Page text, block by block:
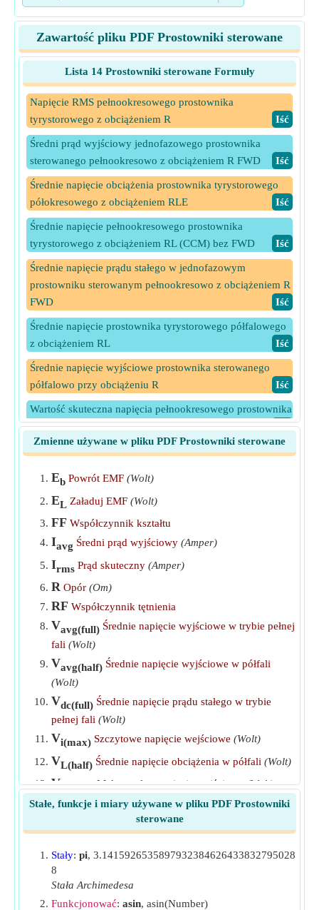
Zawartość pliku PDF Prostowniki sterowane
Lista 14 Prostowniki sterowane Formuły
Napięcie RMS pełnookresowego prostownika
tyrystorowego z obciążeniem R
​Iść
Średni prąd wyjściowy jednofazowego prostownika
sterowanego pełnookresowo z obciążeniem R FWD
​Iść
Średnie napięcie obciążenia prostownika tyrystorowego
półokresowego z obciążeniem RLE
​Iść
Średnie napięcie pełnookresowego prostownika
tyrystorowego z obciążeniem RL (CCM) bez FWD
​Iść
Średnie napięcie prądu stałego w jednofazowym
prostowniku sterowanym pełnookresowo z obciążeniem R
FWD
​Iść
Średnie napięcie prostownika tyrystorowego półfalowego
z obciążeniem RL
​Iść
Średnie napięcie wyjściowe prostownika sterowanego
półfalowo przy obciążeniu R
​Iść
Wartość skuteczna napięcia pełnookresowego prostownika
tyrystorowego z obciążeniem RL (CCM) bez FWD
​Iść
Wartość skuteczna napięcia wyjściowego jednofazowego
w trybie FWD
Wartość skuteczna napięcia wyjściowego prostownika
tyrystorowego półokresowego przy obciążeniu R
Wartość skuteczna prądu wyjściowego jednofazowego
prostownika sterowanego pełnookresowo z obciążeniem R
w trybie FWD
Włącz kąt prostownika półfalowego
Współczynnik kształtu prostownika tyrystorowego
półfalowego z obciążeniem R
Współczynnik tętnienia napięcia prostownika
tyrystorowego półfalowego przy obciążeniu R
Zmienne używane w pliku PDF Prostowniki sterowane
Eb Powrót EMF (Wolt)
EL Załaduj EMF (Wolt)
FF Współczynnik kształtu
Iavg Średni prąd wyjściowy (Amper)
Irms Prąd skuteczny (Amper)
R Opór (Om)
RF Współczynnik tętnienia
Vavg(full) Średnie napięcie wyjściowe w trybie pełnej
fali (Wolt)
Vavg(half) Średnie napięcie wyjściowe w półfali
(Wolt)
Vdc(full) Średnie napięcie prądu stałego w trybie
pełnej fali (Wolt)
Vi(max) Szczytowe napięcie wejściowe (Wolt)
VL(half) Średnie napięcie obciążenia w półfali (Wolt)
Vo(max) Maksymalne napięcie wyjściowe (Wolt)
Vrms(full) Napięcie RMS w pełnej fali (Wolt)
Vrms(half) Napięcie skuteczne w półfali (Wolt)
αd Kąt wyzwalania w stopniach (Stopień)
α
d Kąt ekstynkcji (Stopień)
Stałe, funkcje i miary używane w pliku PDF Prostowniki
sterowane
Stały: pi, 3.1415926535897932384626433832795028
8
Stała Archimedesa
Funkcjonować: asin, asin(Number)